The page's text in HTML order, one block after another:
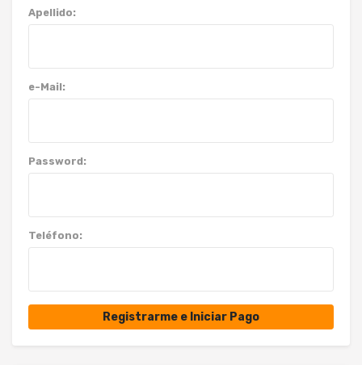
Apellido:
e-Mail:
Password:
Teléfono:
Registrarme e Iniciar Pago